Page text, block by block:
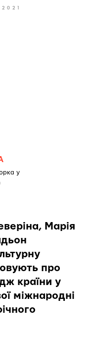
у
Марія
про
країни у
міжнародні